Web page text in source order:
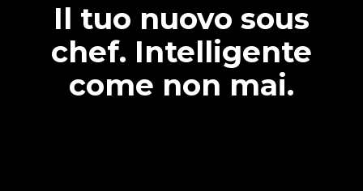
Il tuo nuovo sous
chef. Intelligente
come non mai.